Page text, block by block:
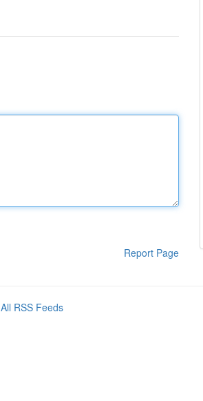
Report Page
All RSS Feeds